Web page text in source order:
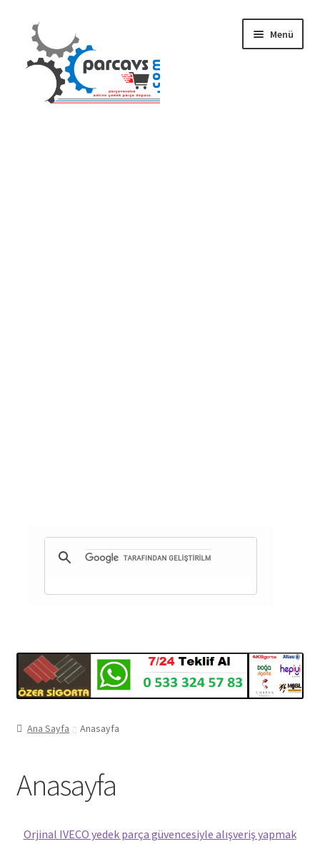
Menü
Ana Sayfa Anasayfa
Anasayfa
Orjinal IVECO yedek parça güvencesiyle alışveriş yapmak